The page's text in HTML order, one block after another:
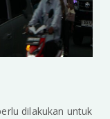
dilakukan untuk